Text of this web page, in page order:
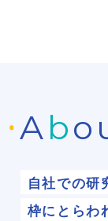
Ab
自社での研
枠にとらわ